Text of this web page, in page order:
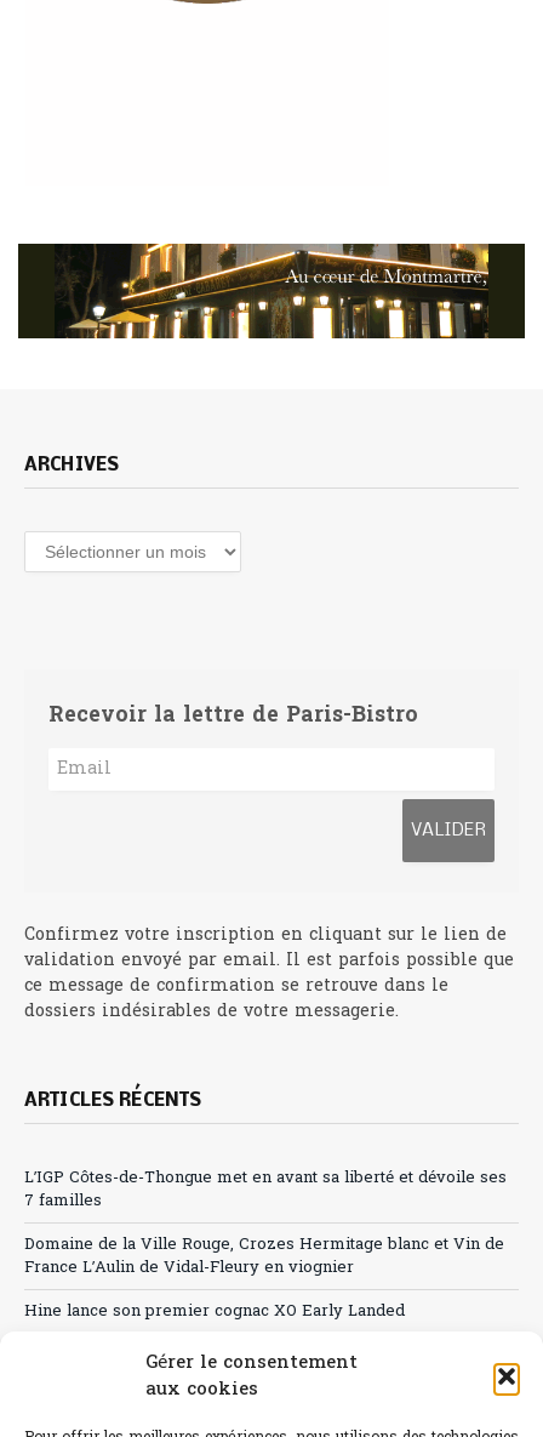
Gérer le consentement
aux cookies
ARCHIVES
Archives
Recevoir la lettre de Paris-Bistro
Confirmez votre inscription en cliquant sur le lien de
validation envoyé par email. Il est parfois possible que
ce message de confirmation se retrouve dans le
dossiers indésirables de votre messagerie.
ARTICLES RÉCENTS
L’IGP Côtes-de-Thongue met en avant sa liberté et dévoile ses
7 familles
Domaine de la Ville Rouge, Crozes Hermitage blanc et Vin de
France L’Aulin de Vidal-Fleury en viognier
Hine lance son premier cognac XO Early Landed
Canicule : A quand le CHR à « l’heure espagnole » ?